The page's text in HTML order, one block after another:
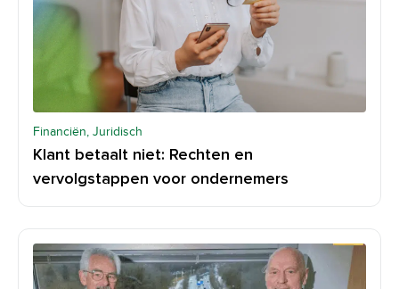
Financiën, Juridisch
Klant betaalt niet: Rechten en
vervolgstappen voor ondernemers